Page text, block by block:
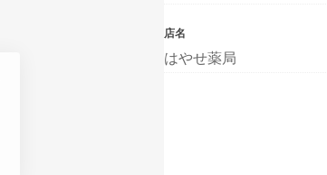
店名
はやせ薬局